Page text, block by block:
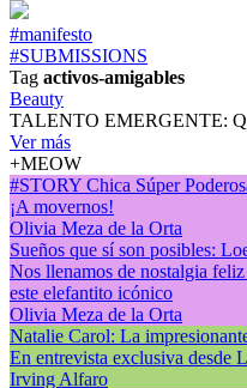
#manifesto
#SUBMISSIONS
Tag activos-amigables
Beauty
TALENTO EMERGENTE:
Ver más
+MEOW
#STORY Chica Súper
¡A movernos!
Olivia Meza de la Orta
Sueños que sí son posibles:
Nos llenamos de nostalgia
este elefantito icónico
Olivia Meza de la Orta
Natalie Carol: La
En entrevista exclusiva desde
Irving Alfaro